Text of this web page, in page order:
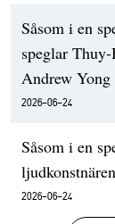
Såsom i en
speglar
Andrew
2026-06-24
Såsom i en
2026-06-24